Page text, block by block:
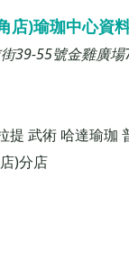
)瑜珈中心資料
39-55號金雞廣
提 武術 哈達瑜珈
)分店